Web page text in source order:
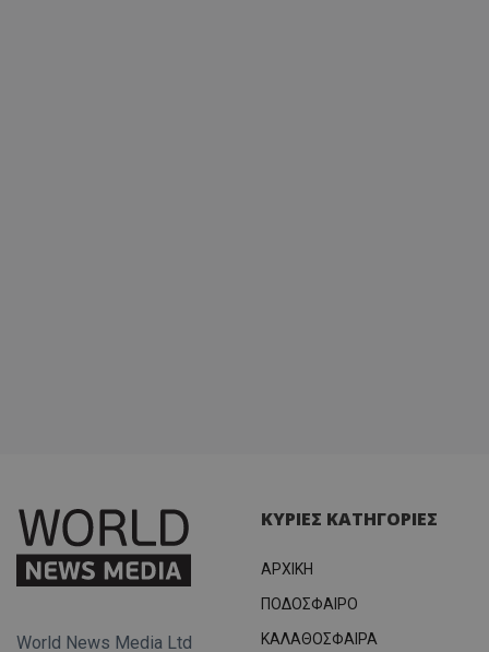
World News Media Ltd
ΚΥΡΙΕΣ ΚΑΤΗΓΟΡΙΕΣ
ΑΡΧΙΚΗ
ΠΟΔΟΣΦΑΙΡΟ
ΚΑΛΑΘΟΣΦΑΙΡΑ